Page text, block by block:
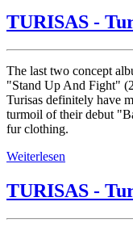
TURISAS -
The last two concept
"Stand Up And Fight"
Turisas definitely have
turmoil of their debut
fur clothing.
Weiterlesen
TURISAS -